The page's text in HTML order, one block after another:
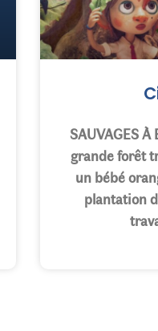
SAUVAGES
grande forêt
un bébé
plantation